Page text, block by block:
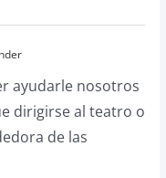
ayudarle nosotros
dirigirse al teatro o
de las